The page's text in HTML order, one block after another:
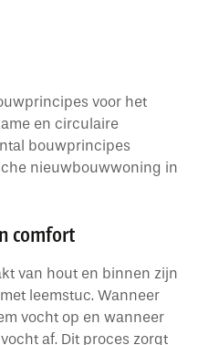
voor het
en circulaire
bouwprincipes
nieuwbouwwoning in
comfort
van hout en binnen zijn
leemstuc. Wanneer
vocht op en wanneer
af. Dit proces zorgt